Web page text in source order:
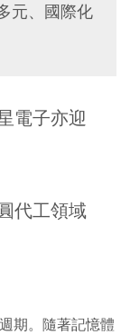
元、國際化
電子亦迎
代工領域
期。隨著記憶體